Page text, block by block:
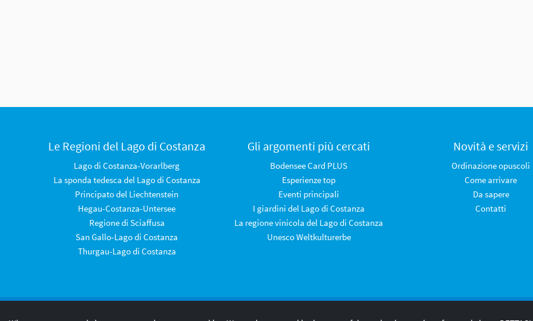
Le Regioni del Lago di Costanza
Lago di Costanza-Vorarlberg
La sponda tedesca del Lago di Costanza
Principato del Liechtenstein
Hegau-Costanza-Untersee
Regione di Sciaffusa
San Gallo-Lago di Costanza
Thurgau-Lago di Costanza
Gli argomenti più cercati
Bodensee Card PLUS
Esperienze top
Eventi principali
I giardini del Lago di Costanza
La regione vinicola del Lago di Costanza
Unesco Weltkulturerbe
Novità e servizi
Ordinazione opuscoli
Come arrivare
Da sapere
Contatti